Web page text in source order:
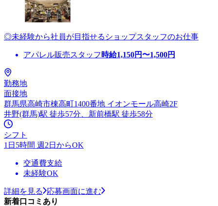
◎未経験から社員が目指せるショップスタッフのお仕事
アパレル販売スタッフ 時給1,150円〜1,500円
勤務地
面接地
群馬県高崎市棟高町1400番地 イオンモール高崎2F
井野(群馬)駅 徒歩57分、新前橋駅 徒歩58分
シフト
1日5時間 週2日からOK
交通費支給
未経験OK
詳細を見る
応募画面に進む
新着口コミあり